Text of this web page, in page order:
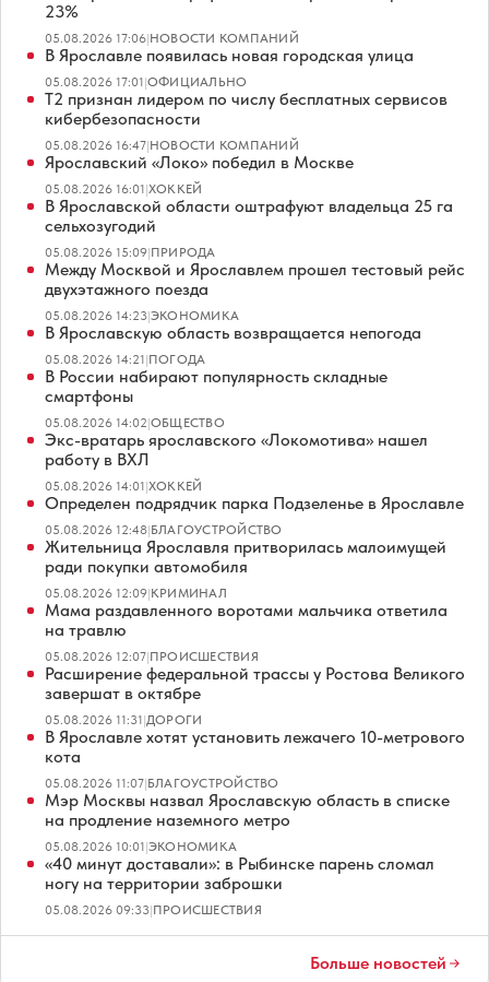
23%
05.08.2026 17:06|НОВОСТИ КОМПАНИЙ
В Ярославле появилась новая городская улица
05.08.2026 17:01|ОФИЦИАЛЬНО
Т2 признан лидером по числу бесплатных сервисов
кибербезопасности
05.08.2026 16:47|НОВОСТИ КОМПАНИЙ
Ярославский «Локо» победил в Москве
05.08.2026 16:01|ХОККЕЙ
В Ярославской области оштрафуют владельца 25 га
сельхозугодий
05.08.2026 15:09|ПРИРОДА
Между Москвой и Ярославлем прошел тестовый рейс
двухэтажного поезда
05.08.2026 14:23|ЭКОНОМИКА
В Ярославскую область возвращается непогода
05.08.2026 14:21|ПОГОДА
В России набирают популярность складные
смартфоны
05.08.2026 14:02|ОБЩЕСТВО
Экс-вратарь ярославского «Локомотива» нашел
работу в ВХЛ
05.08.2026 14:01|ХОККЕЙ
Определен подрядчик парка Подзеленье в Ярославле
05.08.2026 12:48|БЛАГОУСТРОЙСТВО
Жительница Ярославля притворилась малоимущей
ради покупки автомобиля
05.08.2026 12:09|КРИМИНАЛ
Мама раздавленного воротами мальчика ответила
на травлю
05.08.2026 12:07|ПРОИСШЕСТВИЯ
Расширение федеральной трассы у Ростова Великого
завершат в октябре
05.08.2026 11:31|ДОРОГИ
В Ярославле хотят установить лежачего 10-метрового
кота
05.08.2026 11:07|БЛАГОУСТРОЙСТВО
Мэр Москвы назвал Ярославскую область в списке
на продление наземного метро
05.08.2026 10:01|ЭКОНОМИКА
«40 минут доставали»: в Рыбинске парень сломал
ногу на территории заброшки
05.08.2026 09:33|ПРОИСШЕСТВИЯ
Больше новостей